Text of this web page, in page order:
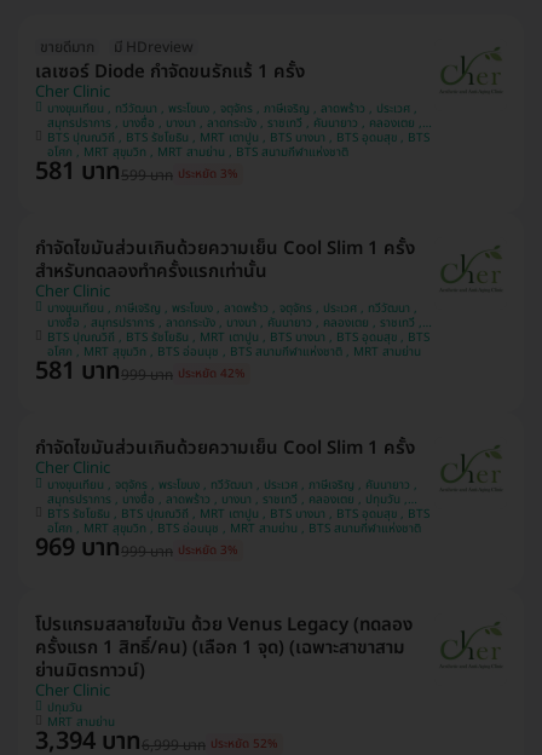
ขายดีมาก มี HDreview
เลเซอร์ Diode กำจัดขนรักแร้ 1 ครั้ง
Cher Clinic
บางขุนเทียน , ทวีวัฒนา , พระโขนง , จตุจักร , ภาษีเจริญ , ลาดพร้าว , ประเวศ ,
สมุทรปราการ , บางซื่อ , บางนา , ลาดกระบัง , ราชเทวี , คันนายาว , คลองเตย ,
บางแค , ปทุมวัน
BTS ปุณณวิถี , BTS รัชโยธิน , MRT เตาปูน , BTS บางนา , BTS อุดมสุข , BTS
อโศก , MRT สุขุมวิท , MRT สามย่าน , BTS สนามกีฬาแห่งชาติ
581 บาท599 บาท ประหยัด 3%
กำจัดไขมันส่วนเกินด้วยความเย็น Cool Slim 1 ครั้ง
สำหรับทดลองทำครั้งแรกเท่านั้น
Cher Clinic
บางขุนเทียน , ภาษีเจริญ , พระโขนง , ลาดพร้าว , จตุจักร , ประเวศ , ทวีวัฒนา ,
บางซื่อ , สมุทรปราการ , ลาดกระบัง , บางนา , คันนายาว , คลองเตย , ราชเทวี ,
ปทุมวัน , บางแค
BTS ปุณณวิถี , BTS รัชโยธิน , MRT เตาปูน , BTS บางนา , BTS อุดมสุข , BTS
อโศก , MRT สุขุมวิท , BTS อ่อนนุช , BTS สนามกีฬาแห่งชาติ , MRT สามย่าน
581 บาท999 บาท ประหยัด 42%
กำจัดไขมันส่วนเกินด้วยความเย็น Cool Slim 1 ครั้ง
Cher Clinic
บางขุนเทียน , จตุจักร , พระโขนง , ทวีวัฒนา , ประเวศ , ภาษีเจริญ , คันนายาว ,
สมุทรปราการ , บางซื่อ , ลาดพร้าว , บางนา , ราชเทวี , คลองเตย , ปทุมวัน ,
ลาดกระบัง , บางแค
BTS รัชโยธิน , BTS ปุณณวิถี , MRT เตาปูน , BTS บางนา , BTS อุดมสุข , BTS
อโศก , MRT สุขุมวิท , BTS อ่อนนุช , MRT สามย่าน , BTS สนามกีฬาแห่งชาติ
969 บาท999 บาท ประหยัด 3%
โปรแกรมสลายไขมัน ด้วย Venus Legacy (ทดลอง
ครั้งแรก 1 สิทธิ์/คน) (เลือก 1 จุด) (เฉพาะสาขาสาม
ย่านมิตรทาวน์)
Cher Clinic
ปทุมวัน
MRT สามย่าน
3,394 บาท6,999 บาท ประหยัด 52%